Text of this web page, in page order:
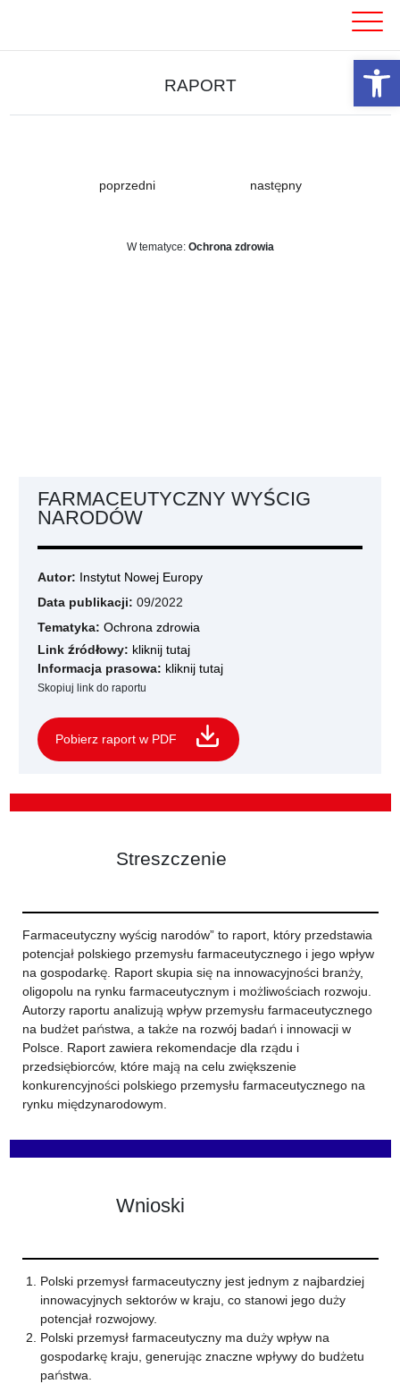
RAPORT
poprzedni następny
W tematyce: Ochrona zdrowia
FARMACEUTYCZNY WYŚCIG
NARODÓW
Autor: Instytut Nowej Europy
Data publikacji: 09/2022
Tematyka: Ochrona zdrowia
Link źródłowy: kliknij tutaj
Informacja prasowa: kliknij tutaj
Skopiuj link do raportu
Pobierz raport w PDF
Streszczenie
Farmaceutyczny wyścig narodów” to raport, który przedstawia
potencjał polskiego przemysłu farmaceutycznego i jego wpływ
na gospodarkę. Raport skupia się na innowacyjności branży,
oligopolu na rynku farmaceutycznym i możliwościach rozwoju.
Autorzy raportu analizują wpływ przemysłu farmaceutycznego
na budżet państwa, a także na rozwój badań i innowacji w
Polsce. Raport zawiera rekomendacje dla rządu i
przedsiębiorców, które mają na celu zwiększenie
konkurencyjności polskiego przemysłu farmaceutycznego na
rynku międzynarodowym.
Wnioski
Polski przemysł farmaceutyczny jest jednym z najbardziej
innowacyjnych sektorów w kraju, co stanowi jego duży
potencjał rozwojowy.
Polski przemysł farmaceutyczny ma duży wpływ na
gospodarkę kraju, generując znaczne wpływy do budżetu
państwa.